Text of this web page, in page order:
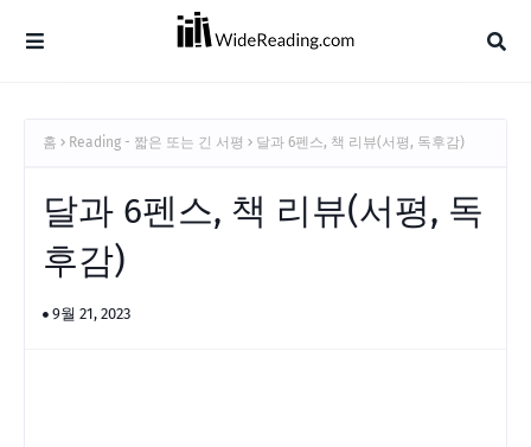
홈 Reading - 짧은 또는 긴 서평 달과 6펜스, 책 리뷰(서평, 독후감)
달과 6펜스, 책 리뷰(서평, 독
후감)
9월 21, 2023